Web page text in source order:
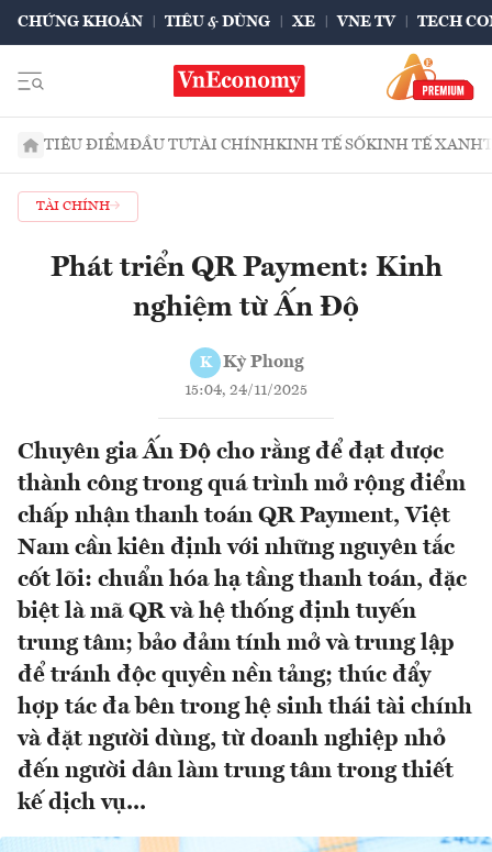
CHỨNG KHOÁN TIÊU & DÙNG XE VNE TV TECH
TIÊU ĐIỂMĐẦU TƯTÀI CHÍNHKINH TẾ SỐKINH TẾ XANH
TÀI CHÍNH
Phát triển QR Payment: Kinh
nghiệm từ Ấn Độ
K Kỳ Phong
15:04, 24/11/2025
Chuyên gia Ấn Độ cho rằng để đạt được
thành công trong quá trình mở rộng điểm
chấp nhận thanh toán QR Payment, Việt
Nam cần kiên định với những nguyên tắc
cốt lõi: chuẩn hóa hạ tầng thanh toán, đặc
biệt là mã QR và hệ thống định tuyến
trung tâm; bảo đảm tính mở và trung lập
để tránh độc quyền nền tảng; thúc đẩy
hợp tác đa bên trong hệ sinh thái tài chính
và đặt người dùng, từ doanh nghiệp nhỏ
đến người dân làm trung tâm trong thiết
kế dịch vụ...